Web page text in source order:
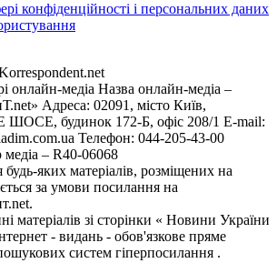
конфіденційності і персональних даних
онлайн-медіа Назва онлайн-медіа –
Адреса: 02091, місто Київ,
будинок 172-Б, офіс 208/1 E-mail:
Телефон: 044-205-43-00
медіа – R40-06068
яких матеріалів, розміщених на
за умови посилання на
матеріалів зі сторінки « Новини України
- видань - обов'язкове пряме
систем гіперпосилання .